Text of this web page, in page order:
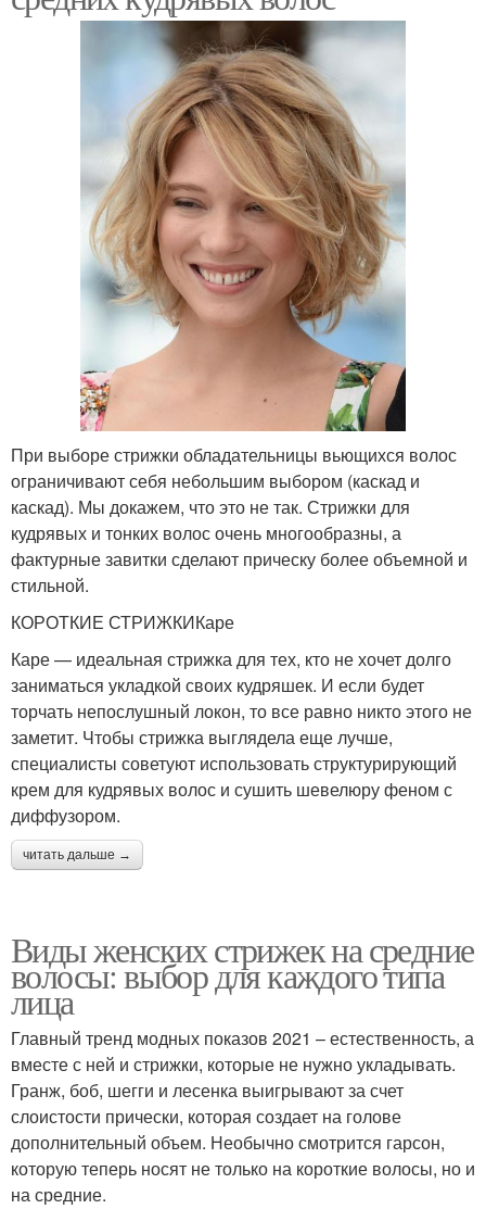
При выборе стрижки обладательницы вьющихся волос
ограничивают себя небольшим выбором (каскад и
каскад). Мы докажем, что это не так. Стрижки для
кудрявых и тонких волос очень многообразны, а
фактурные завитки сделают прическу более объемной и
стильной.
КОРОТКИЕ СТРИЖКИКаре
Каре — идеальная стрижка для тех, кто не хочет долго
заниматься укладкой своих кудряшек. И если будет
торчать непослушный локон, то все равно никто этого не
заметит. Чтобы стрижка выглядела еще лучше,
специалисты советуют использовать структурирующий
крем для кудрявых волос и сушить шевелюру феном с
диффузором.
читать дальше →
Виды женских стрижек на средние
волосы: выбор для каждого типа
лица
Главный тренд модных показов 2021 – естественность, а
вместе с ней и стрижки, которые не нужно укладывать.
Гранж, боб, шегги и лесенка выигрывают за счет
слоистости прически, которая создает на голове
дополнительный объем. Необычно смотрится гарсон,
которую теперь носят не только на короткие волосы, но и
на средние.